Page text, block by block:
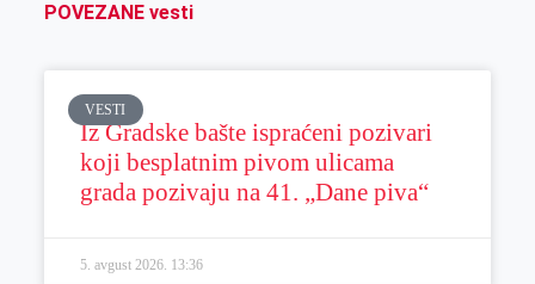
POVEZANE vesti
VESTI
Iz Gradske bašte ispraćeni pozivari
koji besplatnim pivom ulicama
grada pozivaju na 41. „Dane piva“
5. avgust 2026. 13:36